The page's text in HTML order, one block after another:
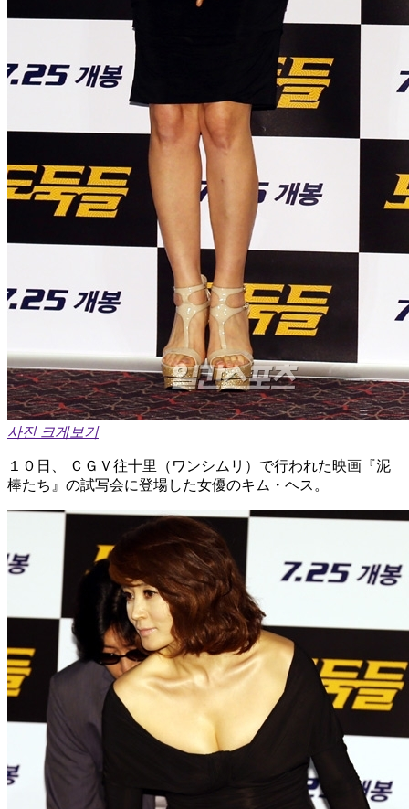
사진 크게보기
１０日、 ＣＧＶ往十里（ワンシムリ）で行われた映画『泥
棒たち』の試写会に登場した女優のキム・ヘス。